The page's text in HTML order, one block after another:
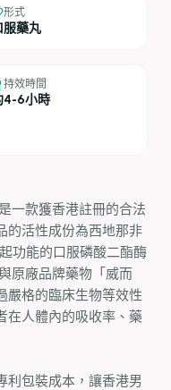
形式
服藥丸
持效時間
4-6小時
一款獲香港註冊的合法
的活性成份為西地那非
功能的口服磷酸二酯酶
原廠品牌藥物「威而
嚴格的臨床生物等效性
在人體內的吸收率、藥
利包裝成本，讓香港男